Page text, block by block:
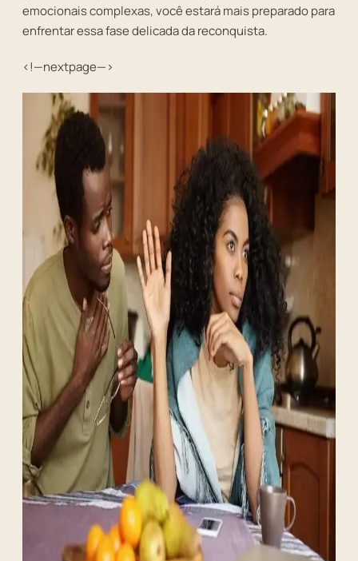
emocionais complexas, você estará mais preparado para
enfrentar essa fase delicada da reconquista.
<!—nextpage—>